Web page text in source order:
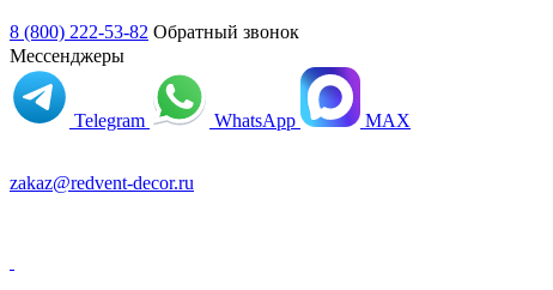
8 (800) 222-53-82 Обратный звонок
Мессенджеры
Telegram WhatsApp MAX
zakaz@redvent-decor.ru